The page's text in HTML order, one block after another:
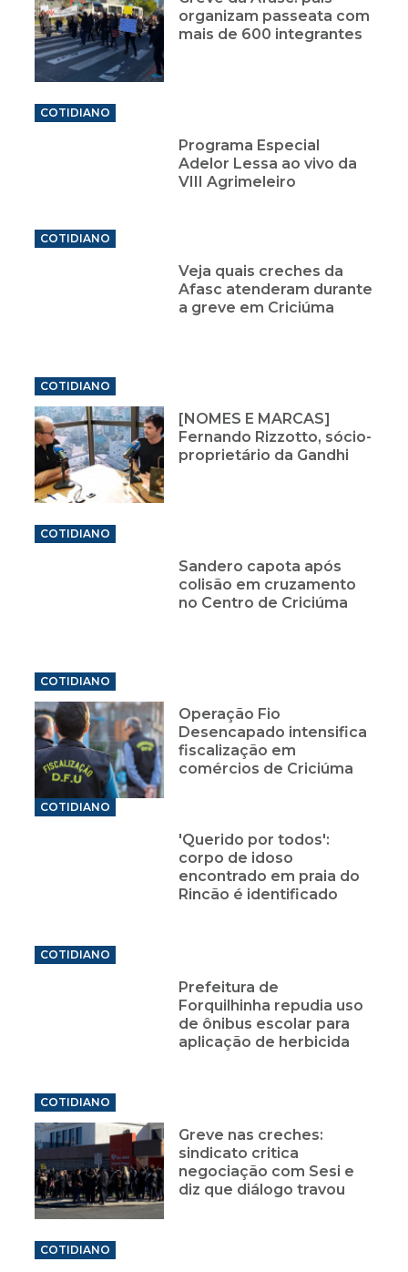
organizam passeata com
mais de 600 integrantes
COTIDIANO
Programa Especial
Adelor Lessa ao vivo da
VIII Agrimeleiro
COTIDIANO
Veja quais creches da
Afasc atenderam durante
a greve em Criciúma
COTIDIANO
[NOMES E MARCAS]
Fernando Rizzotto, sócio-
proprietário da Gandhi
COTIDIANO
Sandero capota após
colisão em cruzamento
no Centro de Criciúma
COTIDIANO
Operação Fio
Desencapado intensifica
fiscalização em
comércios de Criciúma
COTIDIANO
'Querido por todos':
corpo de idoso
encontrado em praia do
Rincão é identificado
COTIDIANO
Prefeitura de
Forquilhinha repudia uso
de ônibus escolar para
aplicação de herbicida
COTIDIANO
Greve nas creches:
sindicato critica
negociação com Sesi e
diz que diálogo travou
COTIDIANO